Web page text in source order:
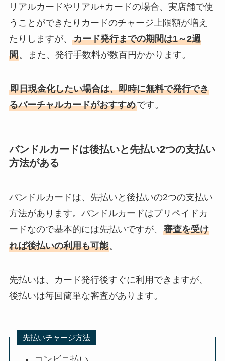
リアルカードやリアル+カードの場合、実店舗で使
うことができたりカードのチャージ上限額が増え
たりしますが、 カード発行までの期間は1～2週
間。また、発行手数料が数百円かかります。
即日現金化したい場合は、即時に無料で発行でき
るバーチャルカードがおすすめです。
バンドルカードは後払いと先払い2つの支払い
方法がある
バンドルカードは、先払いと後払いの2つの支払い
方法があります。バンドルカードはプリペイドカ
ードなので基本的には先払いですが、 審査を受け
れば後払いの利用も可能。
先払いは、カード発行後すぐに利用できますが、
後払いは毎回簡単な審査があります。
先払いチャージ方法